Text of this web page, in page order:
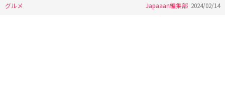
グルメ Japaaan編集部 2024/02/14